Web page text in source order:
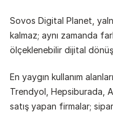
Sovos Digital Planet,
kalmaz; aynı zamanda
ölçeklenebilir dijital
En yaygın kullanım
Trendyol, Hepsiburada,
satış yapan firmalar;